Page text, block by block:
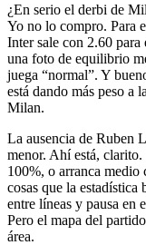
¿En serio el derbi de
Yo no lo compro. Para
Inter sale con 2.60
una foto de equilibrio
juega “normal”. Y
está dando más peso a
Milan.
La ausencia de Ruben
menor. Ahí está,
100%, o arranca
cosas que la estadística
entre líneas y pausa en
Pero el mapa del
área.